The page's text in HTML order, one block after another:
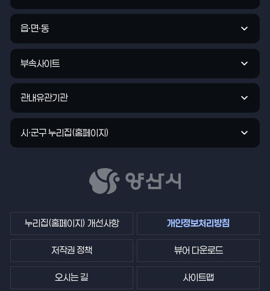
력
기
바
가
기
읍·면·동
부속사이트
관내유관기관
시·군구 누리집(홈페이지)
누리집(홈페이지) 개선사항 개인정보처리방침
저작권 정책 뷰어 다운로드
오시는 길 사이트맵